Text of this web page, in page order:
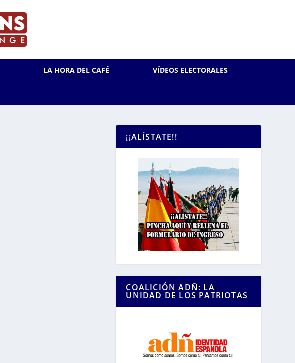
LA HORA DEL CAFÉ
VÍDEOS ELECTORALES
¡¡ALÍSTATE!!
COALICIÓN ADÑ: LA
UNIDAD DE LOS PATRIOTAS